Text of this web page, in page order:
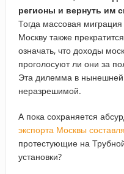
регионы и вернуть им
Тогда массовая
Москву также
означать, что доходы
проголосуют ли они за
Эта дилемма в нынешней
неразрешимой.
А пока сохраняется
экспорта Москвы
протестующие на
установки?